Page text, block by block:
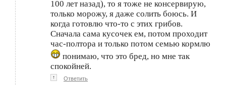
100 лет назад), то я тоже не консервирую,
только морожу, я даже солить боюсь. И
когда готовлю что-то с этих грибов.
Сначала сама кусочек ем, потом проходит
час-полтора и только потом семью кормлю
понимаю, что это бред, но мне так
спокойней.
↑ Ответить